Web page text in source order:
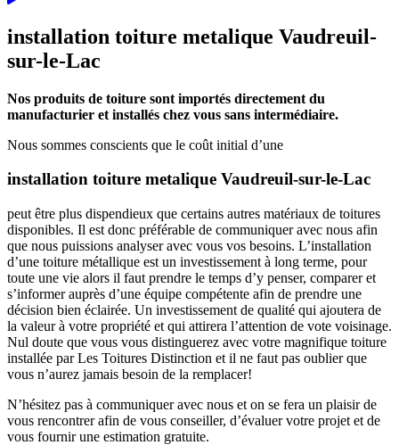
installation toiture metalique Vaudreuil-
sur-le-Lac
Nos produits de toiture sont importés directement du
manufacturier et installés chez vous sans intermédiaire.
Nous sommes conscients que le coût initial d’une
installation toiture metalique Vaudreuil-sur-le-Lac
peut être plus dispendieux que certains autres matériaux de toitures
disponibles. Il est donc préférable de communiquer avec nous afin
que nous puissions analyser avec vous vos besoins. L’installation
d’une toiture métallique est un investissement à long terme, pour
toute une vie alors il faut prendre le temps d’y penser, comparer et
s’informer auprès d’une équipe compétente afin de prendre une
décision bien éclairée. Un investissement de qualité qui ajoutera de
la valeur à votre propriété et qui attirera l’attention de vote voisinage.
Nul doute que vous vous distinguerez avec votre magnifique toiture
installée par Les Toitures Distinction et il ne faut pas oublier que
vous n’aurez jamais besoin de la remplacer!
N’hésitez pas à communiquer avec nous et on se fera un plaisir de
vous rencontrer afin de vous conseiller, d’évaluer votre projet et de
vous fournir une estimation gratuite.